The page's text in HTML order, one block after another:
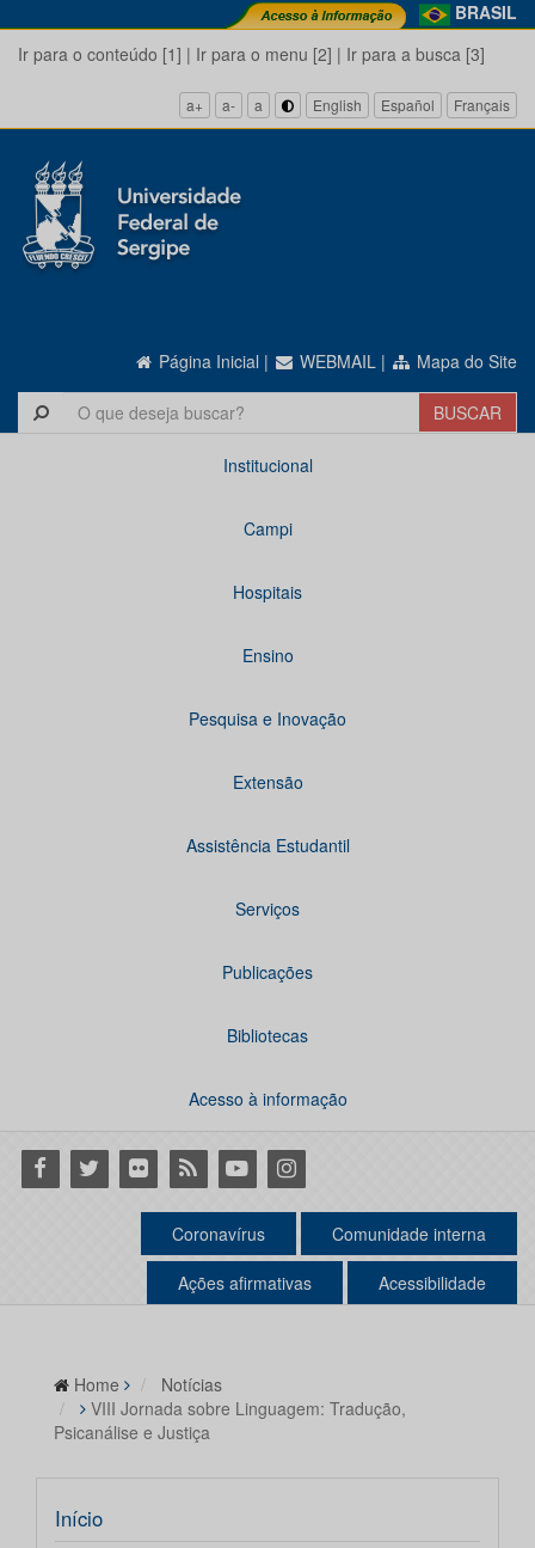
BRASIL
Ir para o conteúdo [1] | Ir para o menu [2] | Ir para a busca [3]
a+ a- a English Español Français
Página Inicial | WEBMAIL | Mapa do Site
Institucional
Campi
Hospitais
Ensino
Pesquisa e Inovação
Extensão
Assistência Estudantil
Serviços
Publicações
Bibliotecas
Acesso à informação
Facebook
Twitter Flickr RSS YoutubeInstagram
Coronavírus Comunidade interna
Ações afirmativas Acessibilidade
Home
Notícias
VIII Jornada sobre Linguagem: Tradução,
Psicanálise e Justiça
Início